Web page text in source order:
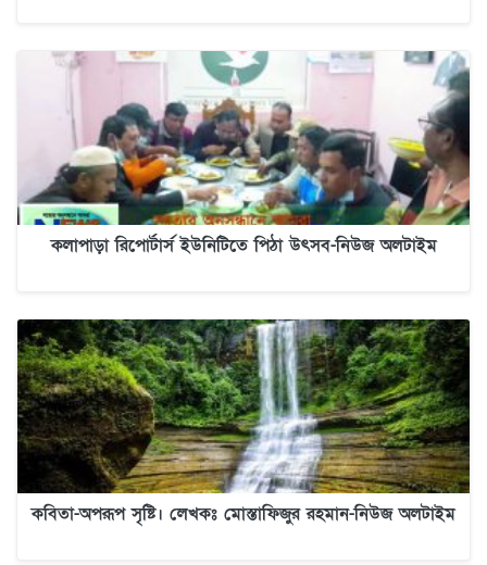
কলাপাড়া রিপোর্টার্স ইউনিটিতে পিঠা উৎসব-নিউজ অলটাইম
কবিতা-অপরূপ সৃষ্টি। লেখকঃ মোস্তাফিজুর রহমান-নিউজ অলটাইম